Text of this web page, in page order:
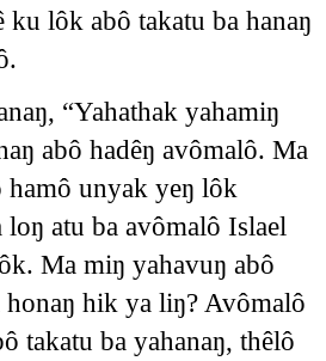
ku lôk abô takatu ba hanaŋ
“Yahathak yahamiŋ
abô hadêŋ avômalô. Ma
hamô unyak yeŋ lôk
atu ba avômalô Islael
Ma miŋ yahavuŋ abô
honaŋ hik ya liŋ? Avômalô
takatu ba yahanaŋ, thêlô